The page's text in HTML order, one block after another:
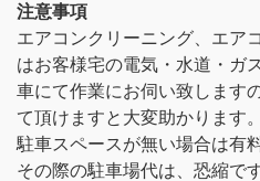
注意事項
エアコンクリーニング、エア
はお客様宅の電気・水道・ガ
車にて作業にお伺い致します
て頂けますと大変助かります。
駐車スペースが無い場合は有
その際の駐車場代は、恐縮で